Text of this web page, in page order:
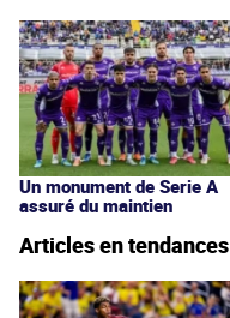
Un monument de Serie A
assuré du maintien
Articles en tendances